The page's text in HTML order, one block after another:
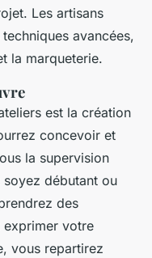
Les artisans
avancées,
la marqueterie.
est la création
concevoir et
la supervision
soyez débutant ou
des
exprimer votre
vous repartirez